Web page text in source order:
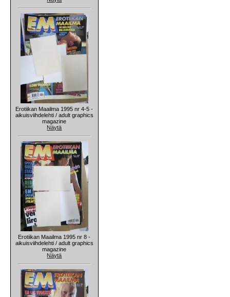
Erotiikan Maailma 1995 nr 4-5 -
aikuisviihdelehti / adult graphics
magazine
Näytä
Erotiikan Maailma 1995 nr 8 -
aikuisviihdelehti / adult graphics
magazine
Näytä